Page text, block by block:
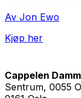
Av Jon Ewo
Kjøp her
Cappelen Damm
Sentrum, 0055